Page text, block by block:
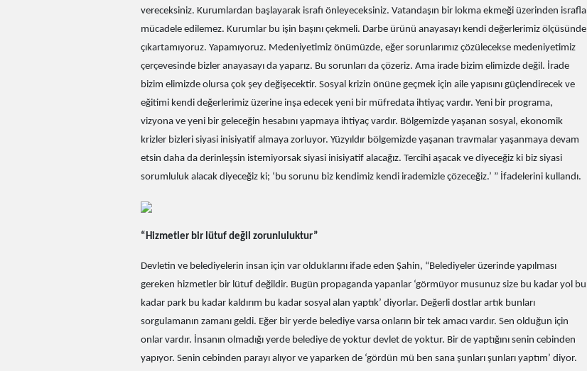
vereceksiniz. Kurumlardan başlayarak israfı önleyeceksiniz. Vatandaşın bir lokma ekmeği üzerinden israfla
mücadele edilemez. Kurumlar bu işin başını çekmeli. Darbe ürünü anayasayı kendi değerlerimiz ölçüsünde
çıkartamıyoruz. Yapamıyoruz. Medeniyetimiz önümüzde, eğer sorunlarımız çözülecekse medeniyetimiz
çerçevesinde bizler anayasayı da yaparız. Bu sorunları da çözeriz. Ama irade bizim elimizde değil. İrade
bizim elimizde olursa çok şey değişecektir. Sosyal krizin önüne geçmek için aile yapısını güçlendirecek ve
eğitimi kendi değerlerimiz üzerine inşa edecek yeni bir müfredata ihtiyaç vardır. Yeni bir programa,
vizyona ve yeni bir geleceğin hesabını yapmaya ihtiyaç vardır. Bölgemizde yaşanan sosyal, ekonomik
krizler bizleri siyasi inisiyatif almaya zorluyor. Yüzyıldır bölgemizde yaşanan travmalar yaşanmaya devam
etsin daha da derinleşsin istemiyorsak siyasi inisiyatif alacağız. Tercihi aşacak ve diyeceğiz ki biz siyasi
sorumluluk alacak diyeceğiz ki; ‘bu sorunu biz kendimiz kendi irademizle çözeceğiz.’ ” İfadelerini kullandı.
“Hizmetler bir lütuf değil zorunluluktur”
Devletin ve belediyelerin insan için var olduklarını ifade eden Şahin, “Belediyeler üzerinde yapılması
gereken hizmetler bir lütuf değildir. Bugün propaganda yapanlar ‘görmüyor musunuz size bu kadar yol bu
kadar park bu kadar kaldırım bu kadar sosyal alan yaptık’ diyorlar. Değerli dostlar artık bunları
sorgulamanın zamanı geldi. Eğer bir yerde belediye varsa onların bir tek amacı vardır. Sen olduğun için
onlar vardır. İnsanın olmadığı yerde belediye de yoktur devlet de yoktur. Bir de yaptığını senin cebinden
yapıyor. Senin cebinden parayı alıyor ve yaparken de ‘gördün mü ben sana şunları şunları yaptım’ diyor.